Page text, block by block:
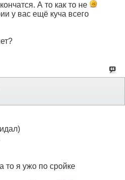
А то как то не
у вас ещё куча всего
то я ужо по сройке